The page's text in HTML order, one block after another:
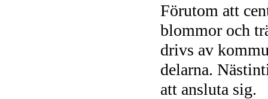
Förutom att
blommor och
drivs av
delarna.
att ansluta sig.